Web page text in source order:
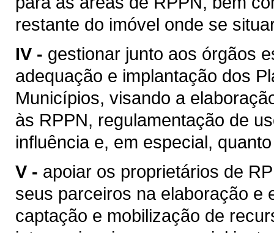
restante do imóvel onde se
IV - gestionar junto aos órgãos
adequação e implantação dos
Municípios, visando a
às RPPN, regulamentação de
influência e, em especial,
V - apoiar os proprietários de
seus parceiros na elaboração e
captação e mobilização de